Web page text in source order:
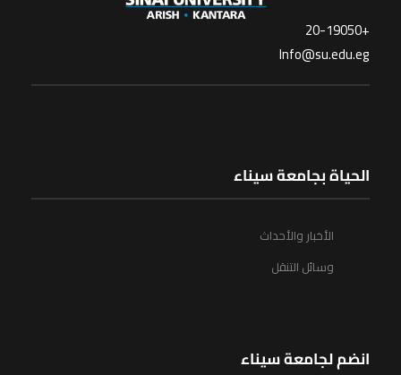
+20-19050
Info@su.edu.eg
الحياة بجامعة سيناء
الأخبار والأحداث
وسائل التنقل
انضم لجامعة سيناء